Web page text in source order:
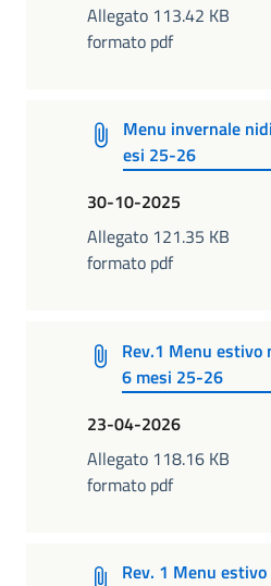
Allegato 113.42 KB
formato pdf
Menu invernale
esi 25-26
30-10-2025
Allegato 121.35 KB
formato pdf
Rev.1 Menu estivo
6 mesi 25-26
23-04-2026
Allegato 118.16 KB
formato pdf
Rev. 1 Menu